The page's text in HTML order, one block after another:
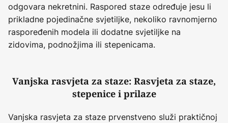
odgovara nekretnini. Raspored staze određuje jesu li
prikladne pojedinačne svjetiljke, nekoliko ravnomjerno
raspoređenih modela ili dodatne svjetiljke na
zidovima, podnožjima ili stepenicama.
Vanjska rasvjeta za staze: Rasvjeta za staze,
stepenice i prilaze
Vanjska rasvjeta za staze prvenstveno služi praktičnoj